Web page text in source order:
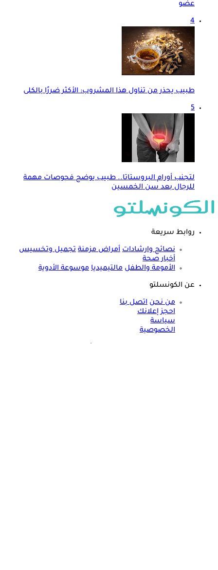
عضو
4
طبيب يحذر من تناول هذا المشروب: الأكثر ضررًا بالكلى
5
لتجنب أورام البروستاتا.. طبيب يوضح فحوصات مهمة
للرجال بعد سن الخمسين
روابط سريعة
نصائح وارشادات أمراض مزمنة تجميل وتخسيس
أخبار صحة
الأمومة والطفل مالتيميديا موسوعة الأدوية
عن الكونسلتو
من نحن اتصل بنا
احجز إعلانك
سياسة
الخصوصية